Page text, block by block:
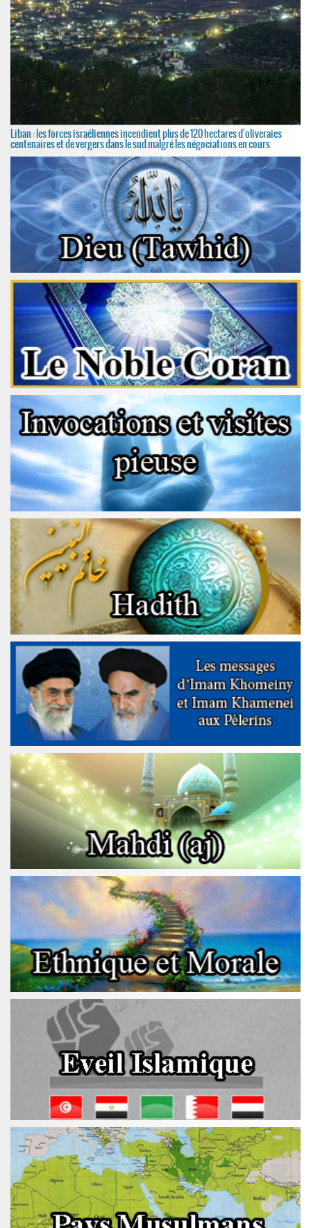
Liban : les forces israéliennes incendient plus de 120 hectares d'oliveraies
centenaires et de vergers dans le sud malgré les négociations en cours